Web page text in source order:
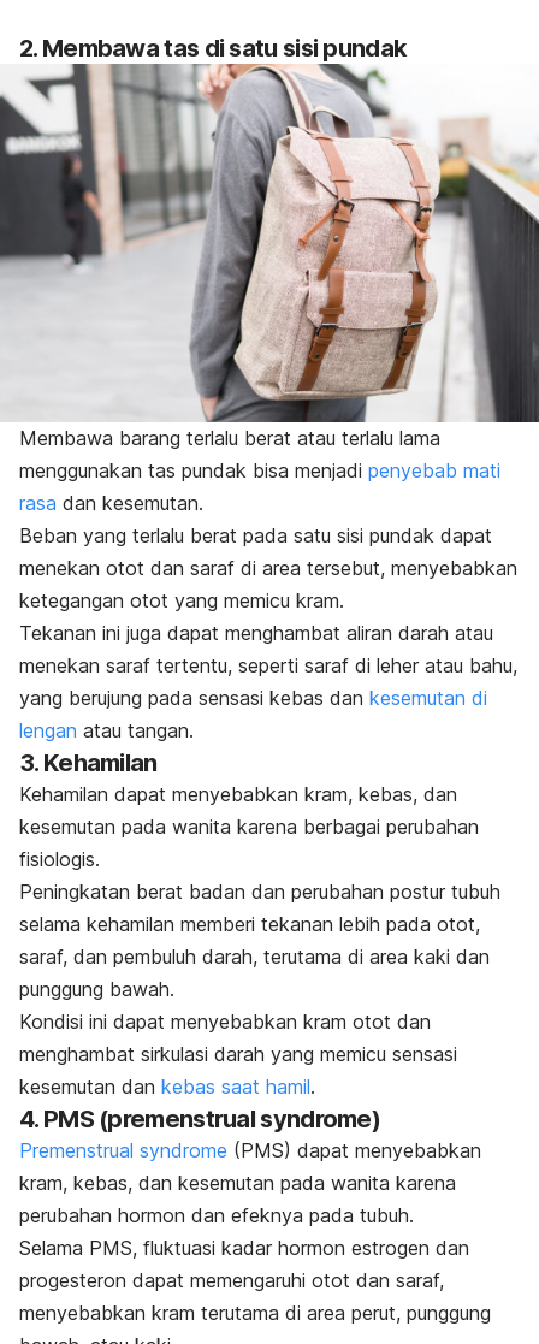
2. Membawa tas di satu sisi pundak
Membawa barang terlalu berat atau terlalu lama
menggunakan tas pundak bisa menjadi penyebab mati
rasa dan kesemutan.
Beban yang terlalu berat pada satu sisi pundak dapat
menekan otot dan saraf di area tersebut, menyebabkan
ketegangan otot yang memicu kram.
Tekanan ini juga dapat menghambat aliran darah atau
menekan saraf tertentu, seperti saraf di leher atau bahu,
yang berujung pada sensasi kebas dan kesemutan di
lengan atau tangan.
3. Kehamilan
Kehamilan dapat menyebabkan kram, kebas, dan
kesemutan pada wanita karena berbagai perubahan
fisiologis.
Peningkatan berat badan dan perubahan postur tubuh
selama kehamilan memberi tekanan lebih pada otot,
saraf, dan pembuluh darah, terutama di area kaki dan
punggung bawah.
Kondisi ini dapat menyebabkan kram otot dan
menghambat sirkulasi darah yang memicu sensasi
kesemutan dan kebas saat hamil.
4. PMS (premenstrual syndrome)
Premenstrual syndrome (PMS) dapat menyebabkan
kram, kebas, dan kesemutan pada wanita karena
perubahan hormon dan efeknya pada tubuh.
Selama PMS, fluktuasi kadar hormon estrogen dan
progesteron dapat memengaruhi otot dan saraf,
menyebabkan kram terutama di area perut, punggung